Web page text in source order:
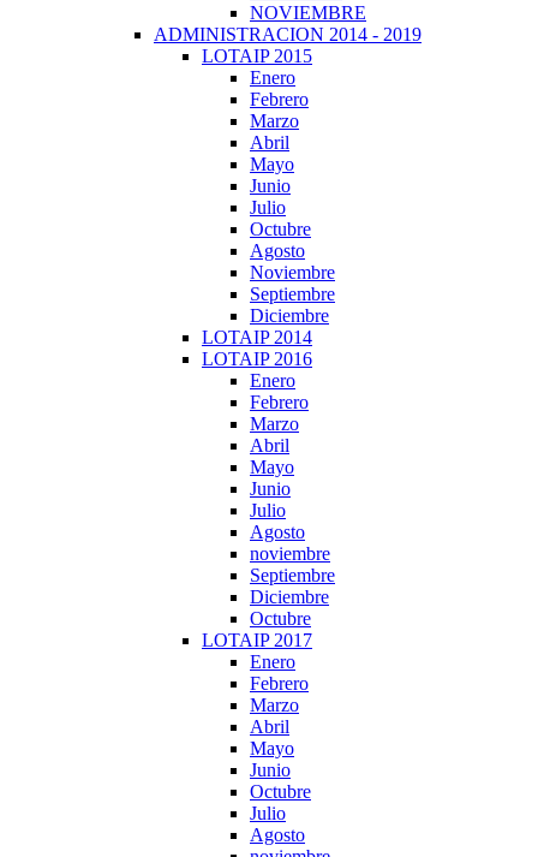
NOVIEMBRE
ADMINISTRACION 2014 - 2019
LOTAIP 2015
Enero
Febrero
Marzo
Abril
Mayo
Junio
Julio
Octubre
Agosto
Noviembre
Septiembre
Diciembre
LOTAIP 2014
LOTAIP 2016
Enero
Febrero
Marzo
Abril
Mayo
Junio
Julio
Agosto
noviembre
Septiembre
Diciembre
Octubre
LOTAIP 2017
Enero
Febrero
Marzo
Abril
Mayo
Junio
Octubre
Julio
Agosto